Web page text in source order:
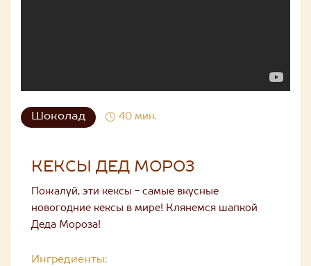
Шоколад 40 мин.
КЕКСЫ ДЕД МОРОЗ
Пожалуй, эти кексы - самые вкусные
новогодние кексы в мире! Клянемся шапкой
Деда Мороза!
Ингредиенты: